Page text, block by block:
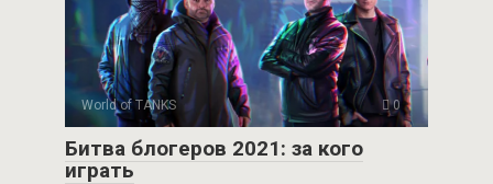
World of TANKS 0
Битва блогеров 2021: за кого
играть